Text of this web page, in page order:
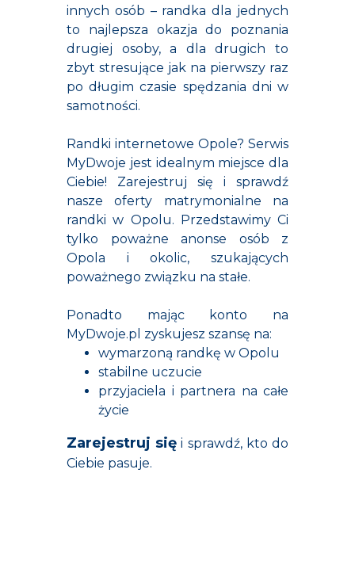
innych osób – randka dla jednych
to najlepsza okazja do poznania
drugiej osoby, a dla drugich to
zbyt stresujące jak na pierwszy raz
po długim czasie spędzania dni w
samotności.
Randki internetowe Opole? Serwis
MyDwoje jest idealnym miejsce dla
Ciebie! Zarejestruj się i sprawdź
nasze oferty matrymonialne na
randki w Opolu. Przedstawimy Ci
tylko poważne anonse osób z
Opola i okolic, szukających
poważnego związku na stałe.
Ponadto mając konto na
MyDwoje.pl zyskujesz szansę na:
wymarzoną randkę w Opolu
stabilne uczucie
przyjaciela i partnera na całe
życie
Zarejestruj się i sprawdź, kto do
Ciebie pasuje.